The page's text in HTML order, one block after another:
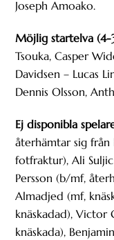
Joseph Amoako.
Möjlig startelva (4-
Tsouka, Casper
Davidsen – Lucas
Dennis Olsson,
Ej disponibla
återhämtar sig från
fotfraktur), Ali
Persson (b/mf,
Almadjed (mf,
knäskadad), Victor
knäskada),